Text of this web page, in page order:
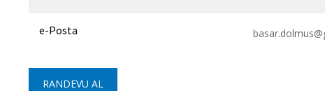
e-Posta
RANDEVU AL